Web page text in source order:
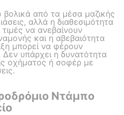
βολικά από τα μέσα μαζικής
αλλά η διαθεσιμότητα
τιμές να ανεβαίνουν
και η αβεβαιότητα
μπορεί να φέρουν
υπάρχει η δυνατότητα
οχήματος ή σοφέρ με
Ντάμπο